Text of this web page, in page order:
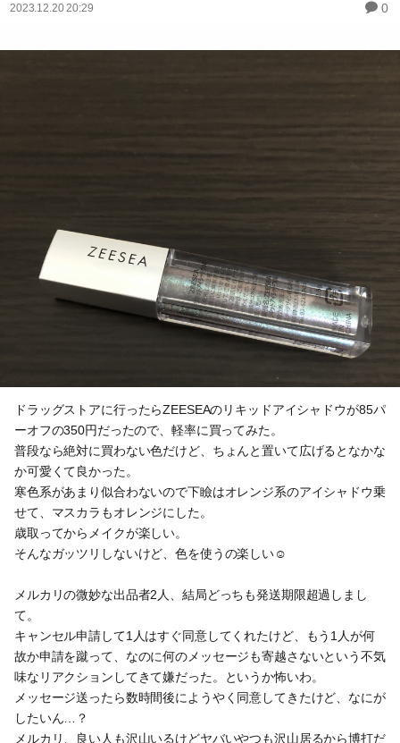
2023.12.20 20:29 0
ドラッグストアに行ったらZEESEAのリキッドアイシャドウが85パ
ーオフの350円だったので、軽率に買ってみた。
普段なら絶対に買わない色だけど、ちょんと置いて広げるとなかな
か可愛くて良かった。
寒色系があまり似合わないので下瞼はオレンジ系のアイシャドウ乗
せて、マスカラもオレンジにした。
歳取ってからメイクが楽しい。
そんなガッツリしないけど、色を使うの楽しい☺️
メルカリの微妙な出品者2人、結局どっちも発送期限超過しまし
て。
キャンセル申請して1人はすぐ同意してくれたけど、もう1人が何
故か申請を蹴って、なのに何のメッセージも寄越さないという不気
味なリアクションしてきて嫌だった。というか怖いわ。
メッセージ送ったら数時間後にようやく同意してきたけど、なにが
したいん…？
メルカリ、良い人も沢山いるけどヤバいやつも沢山居るから博打だ